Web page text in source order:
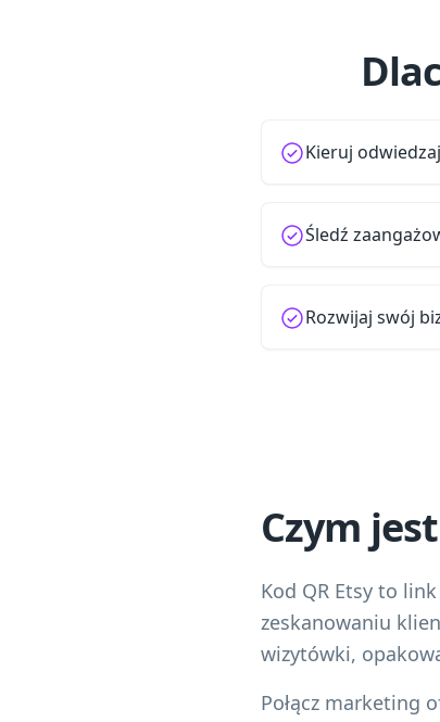
Kieruj
Śledź
Rozwijaj swój
Czym
Kod QR Etsy to
zeskanowaniu
wizytówki,
Połącz marketing